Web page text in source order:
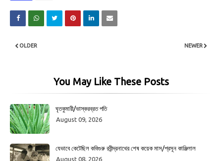
NEWER
OLDER
You May Like These Posts
ঘৃতকুমারী/ভাস্করব্রত পতি
August 09, 2026
যেভাবে কেটেছিল কবিগুরু রবীন্দ্রনাথের শেষ কয়েক মাস/প্রসূন কাঞ্জিলাল
August 08, 2026